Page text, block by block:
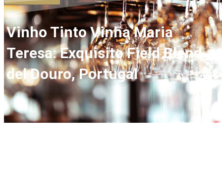
Vinho Tinto Vinha Maria
Teresa: Exquisito Field Blend
del Douro, Portugal